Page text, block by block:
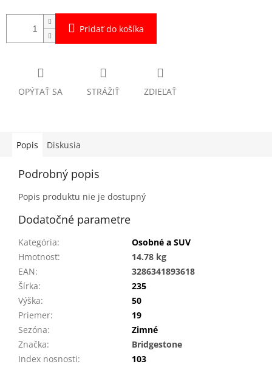
Pridať do košíka
OPÝTAŤ SA STRÁŽIŤ ZDIEĽAŤ
Popis Diskusia
Podrobný popis
Popis produktu nie je dostupný
Dodatočné parametre
Kategória:
Osobné a SUV
Hmotnosť:
14.78 kg
EAN:
3286341893618
Šírka:
235
Výška:
50
Priemer:
19
Sezóna:
Zimné
Značka:
Bridgestone
Index nosnosti:
103